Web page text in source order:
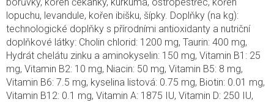
lopuchu, levandule, kořen ibišku, šípky. Doplňky (na kg):
technologické doplňky s přírodními antioxidanty a nutriční
doplňkové látky: Cholin chlorid: 1200 mg, Taurin: 400 mg,
Hydrát chelátu zinku a aminokyselin: 150 mg, Vitamin B1: 25
mg, Vitamin B2: 10 mg, Niacin: 50 mg, Vitamin B5: 8 mg,
Vitamin B6: 7.5 mg, kyselina listová: 0.75 mg, Biotin: 0.01 mg,
Vitamin B12: 0.1 mg, Vitamin A: 1875 IU, Vitamin D: 250 IU,